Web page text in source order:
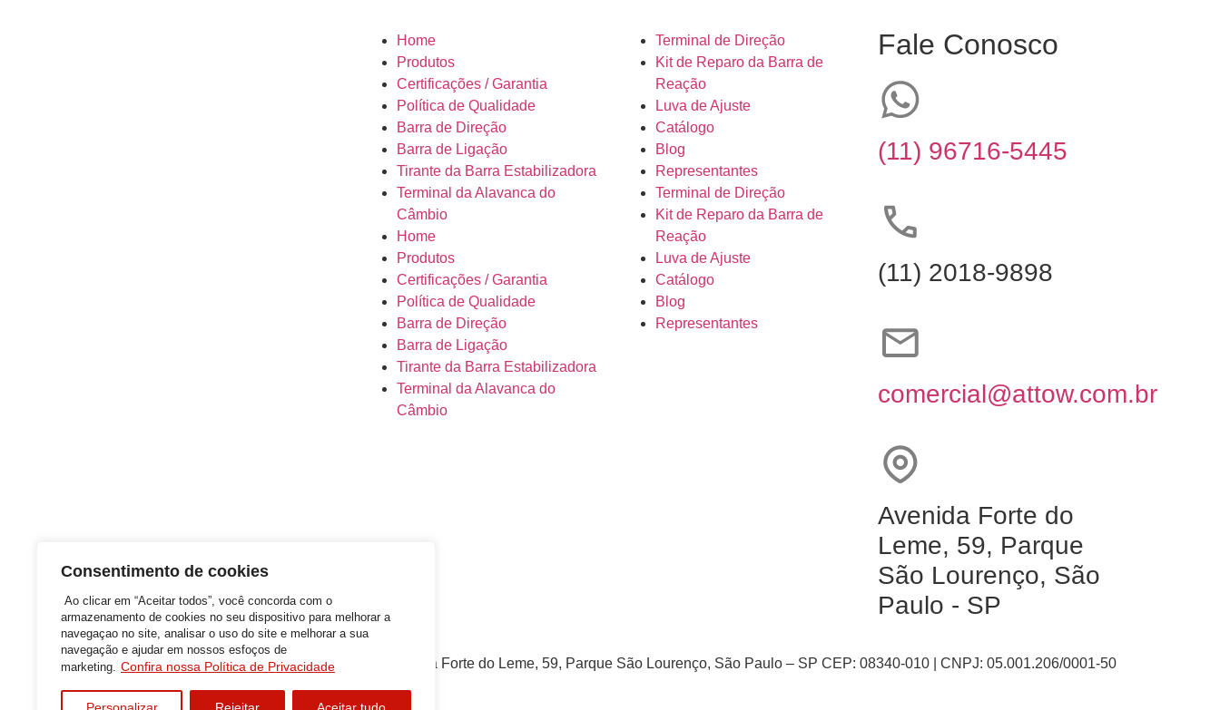
Consentimento de cookies
Ao clicar em “Aceitar todos”, você concorda com o
armazenamento de cookies no seu dispositivo para melhorar a
navegaçao no site, analisar o uso do site e melhorar a sua
navegação e ajudar em nossos esfoços de
marketing. Confira nossa Política de Privacidade
Home
Produtos
Certificações / Garantia
Política de Qualidade
Barra de Direção
Barra de Ligação
Tirante da Barra Estabilizadora
Terminal da Alavanca do
Câmbio
Home
Produtos
Certificações / Garantia
Política de Qualidade
Barra de Direção
Barra de Ligação
Tirante da Barra Estabilizadora
Terminal da Alavanca do
Câmbio
Terminal de Direção
Kit de Reparo da Barra de
Reação
Luva de Ajuste
Catálogo
Blog
Representantes
Terminal de Direção
Kit de Reparo da Barra de
Reação
Luva de Ajuste
Catálogo
Blog
Representantes
Fale Conosco
(11) 96716-5445
(11) 2018-9898
comercial@attow.com.br
Avenida Forte do
Leme, 59, Parque
São Lourenço, São
Paulo - SP
©2026 Attow – Todos Direitos Reservados | Avenida Forte do Leme, 59, Parque São Lourenço, São Paulo – SP CEP: 08340-010 | CNPJ: 05.001.206/0001-50